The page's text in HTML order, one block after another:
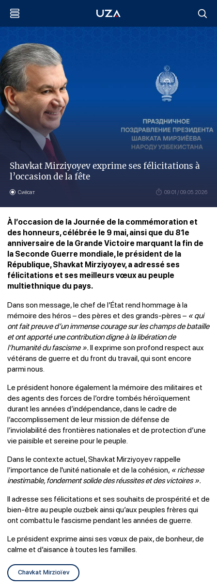
Shavkat Mirziyoyev exprime ses félicitations à
l’occasion de la fête
Сиёсат 09:01 / 09.05.2026
À l’occasion de la Journée de la commémoration et
des honneurs, célébrée le 9 mai, ainsi que du 81e
anniversaire de la Grande Victoire marquant la fin de
la Seconde Guerre mondiale, le président de la
République, Shavkat Mirziyoyev, a adressé ses
félicitations et ses meilleurs vœux au peuple
multiethnique du pays.
Dans son message, le chef de l’État rend hommage à la
mémoire des héros – des pères et des grands-pères – « qui
ont fait preuve d’un immense courage sur les champs de bataille
et ont apporté une contribution digne à la libération de
l’humanité du fascisme ».Il exprime son profond respect aux
vétérans de guerre et du front du travail, qui sont encore
parmi nous.
Le président honore également la mémoire des militaires et
des agents des forces de l’ordre tombés héroïquement
durant les années d’indépendance, dans le cadre de
l’accomplissement de leur mission de défense de
l’inviolabilité des frontières nationales et de protection d’une
vie paisible et sereine pour le peuple.
Dans le contexte actuel, Shavkat Mirziyoyev rappelle
l’importance de l'unité nationale et de la cohésion, « richesse
inestimable, fondement solide des réussites et des victoires ».
Il adresse ses félicitations et ses souhaits de prospérité et de
bien-être au peuple ouzbek ainsi qu’aux peuples frères qui
ont combattu le fascisme pendant les années de guerre.
Le président exprime ainsi ses vœux de paix, de bonheur, de
calme et d’aisance à toutes les familles.
Chavkat Mirzioïev